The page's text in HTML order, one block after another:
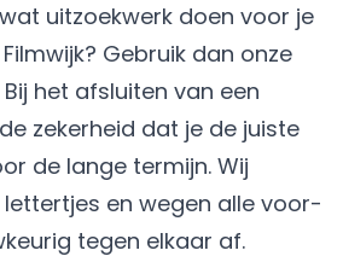
uitzoekwerk doen voor je
Gebruik dan onze
het afsluiten van een
zekerheid dat je de juiste
de lange termijn. Wij
lettertjes en wegen alle voor-
tegen elkaar af.